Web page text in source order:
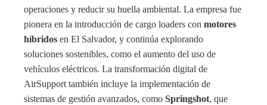
operaciones y reducir su huella ambiental. La empresa fue
pionera en la introducción de cargo loaders con motores
híbridos en El Salvador, y continúa explorando
soluciones sostenibles, como el aumento del uso de
vehículos eléctricos. La transformación digital de
AirSupport también incluye la implementación de
sistemas de gestión avanzados, como Springshot, que